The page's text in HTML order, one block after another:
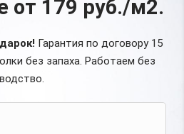
от 179 руб./м2.
Гарантия по договору 15
без запаха. Работаем без